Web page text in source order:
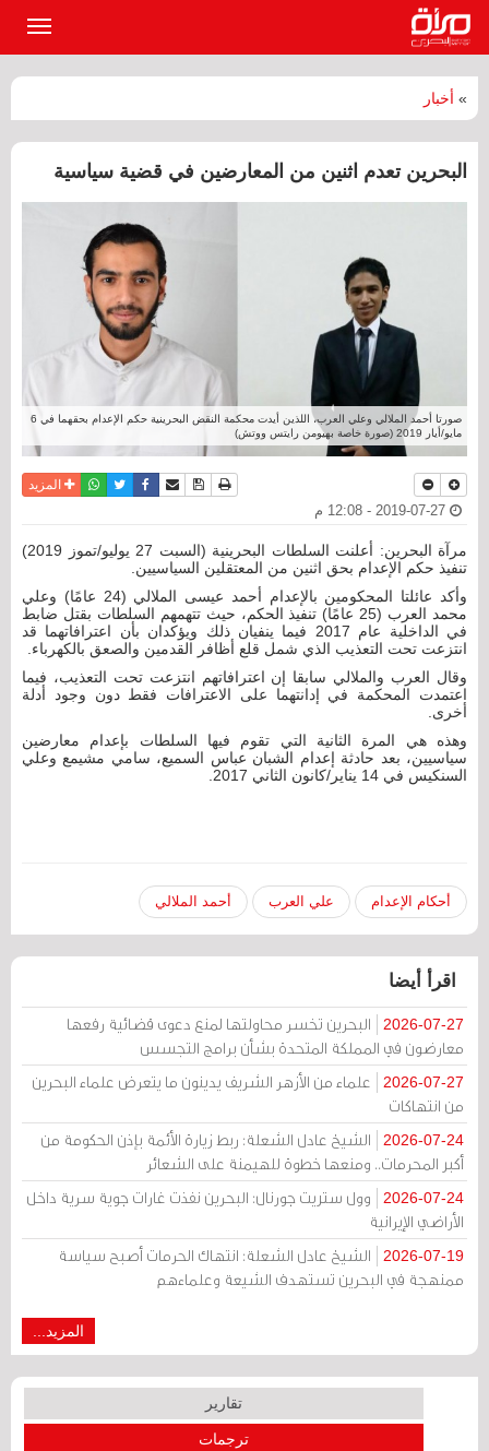
» أخبار
البحرين تعدم اثنين من المعارضين في قضية سياسية
صورتا أحمد الملالي وعلي العرب، اللذين أيدت محكمة النقض البحرينية حكم الإعدام بحقهما في 6
مايو/أيار 2019 (صورة خاصة بهيومن رايتس ووتش)
نسخة للطباعة
حفظ الموضوع
أرسل الى صديق
فيسبوكتويترواتسابالمزيد
مرآة البحرين: أعلنت السلطات البحرينية (السبت 27 يوليو/تموز 2019)
تنفيذ حكم الإعدام بحق اثنين من المعتقلين السياسيين.
وأكد عائلتا المحكومين بالإعدام أحمد عيسى الملالي (24 عامًا) وعلي
محمد العرب (25 عامًا) تنفيذ الحكم، حيث تتهمهم السلطات بقتل ضابط
في الداخلية عام 2017 فيما ينفيان ذلك ويؤكدان بأن اعترافاتهما قد
انتزعت تحت التعذيب الذي شمل قلع أظافر القدمين والصعق بالكهرباء.
وقال العرب والملالي سابقا إن اعترافاتهم انتزعت تحت التعذيب، فيما
اعتمدت المحكمة في إدانتهما على الاعترافات فقط دون وجود أدلة
أخرى.
وهذه هي المرة الثانية التي تقوم فيها السلطات بإعدام معارضين
سياسيين، بعد حادثة إعدام الشبان عباس السميع، سامي مشيمع وعلي
السنكيس في 14 يناير/كانون الثاني 2017.
أحكام الإعدام علي العرب أحمد الملالي
اقرأ أيضا
2026-07-27
البحرين تخسر محاولتها لمنع دعوى قضائية رفعها
معارضون في المملكة المتحدة بشأن برامج التجسس
2026-07-27
علماء من الأزهر الشريف يدينون ما يتعرض علماء البحرين
من انتهاكات
2026-07-24
الشيخ عادل الشعلة: ربط زيارة الأئمة بإذن الحكومة من
أكبر المحرمات.. ومنعها خطوة للهيمنة على الشعائر
2026-07-24
وول ستريت جورنال: البحرين نفذت غارات جوية سرية داخل
الأراضي الإيرانية
2026-07-19
الشيخ عادل الشعلة: انتهاك الحرمات أصبح سياسة
ممنهجة في البحرين تستهدف الشيعة وعلماءهم
المزيد...
تقارير
ترجمات